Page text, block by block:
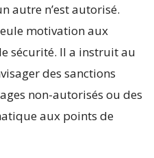
autre n’est autorisé.
motivation aux
sécurité. Il a instruit au
des sanctions
non-autorisés ou des
aux points de